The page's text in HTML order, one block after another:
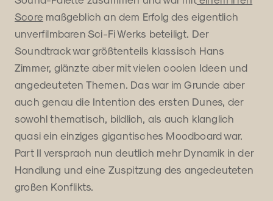
Score maßgeblich an dem Erfolg des eigentlich
unverfilmbaren Sci-Fi Werks beteiligt. Der
Soundtrack war größtenteils klassisch Hans
Zimmer, glänzte aber mit vielen coolen Ideen und
angedeuteten Themen. Das war im Grunde aber
auch genau die Intention des ersten Dunes, der
sowohl thematisch, bildlich, als auch klanglich
quasi ein einziges gigantisches Moodboard war.
Part II versprach nun deutlich mehr Dynamik in der
Handlung und eine Zuspitzung des angedeuteten
großen Konflikts.